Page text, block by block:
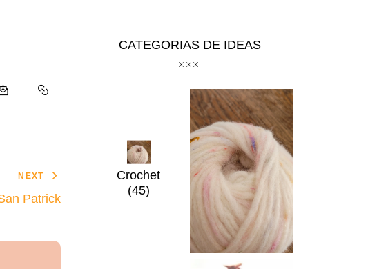
NEXT
Patrick
CATEGORIAS DE IDEAS
Crochet
(45)